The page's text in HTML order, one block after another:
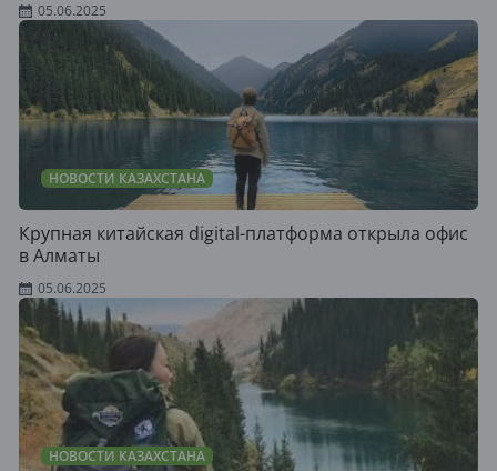
05.06.2025
НОВОСТИ КАЗАХСТАНА
Крупная китайская digital-платформа открыла офис
в Алматы
05.06.2025
НОВОСТИ КАЗАХСТАНА